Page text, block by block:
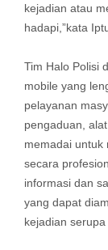
kejadian atau
hadapi,”kata
Tim Halo Polisi
mobile yang
pelayanan
pengaduan,
memadai untuk
secara
informasi dan
yang dapat
kejadian serupa